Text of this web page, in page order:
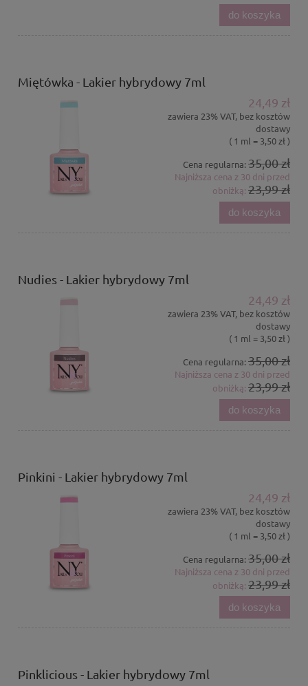
do koszyka
Miętówka - Lakier hybrydowy 7ml
24,49 zł
zawiera 23% VAT, bez kosztów
dostawy
( 1 ml = 3,50 zł )
Cena regularna: 35,00 zł
Najniższa cena z 30 dni przed
obniżką: 23,99 zł
do koszyka
Nudies - Lakier hybrydowy 7ml
24,49 zł
zawiera 23% VAT, bez kosztów
dostawy
( 1 ml = 3,50 zł )
Cena regularna: 35,00 zł
Najniższa cena z 30 dni przed
obniżką: 23,99 zł
do koszyka
Pinkini - Lakier hybrydowy 7ml
24,49 zł
zawiera 23% VAT, bez kosztów
dostawy
( 1 ml = 3,50 zł )
Cena regularna: 35,00 zł
Najniższa cena z 30 dni przed
obniżką: 23,99 zł
do koszyka
Pinklicious - Lakier hybrydowy 7ml